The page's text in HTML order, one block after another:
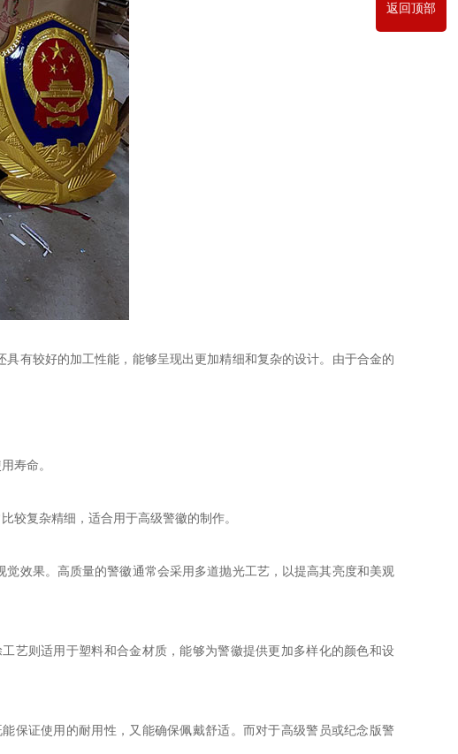
有较好的加工性能，能够呈现出更加精细和复杂的设计。由于合金的
寿命。
较复杂精细，适合用于高级警徽的制作。
效果。高质量的警徽通常会采用多道抛光工艺，以提高其亮度和美观
艺则适用于塑料和合金材质，能够为警徽提供更加多样化的颜色和设
保证使用的耐用性，又能确保佩戴舒适。而对于高级警员或纪念版警
返回顶部